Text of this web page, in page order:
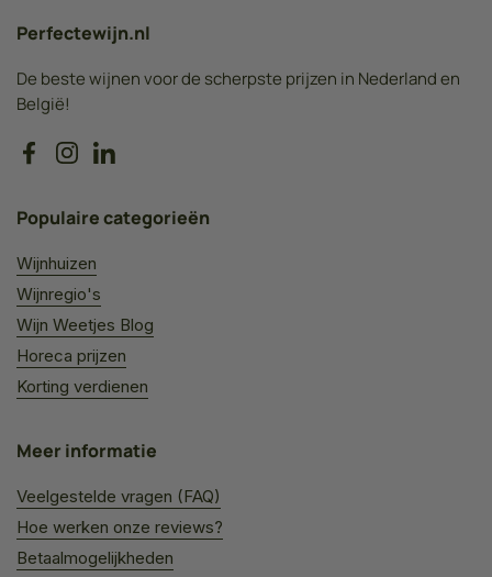
Perfectewijn.nl
De beste wijnen voor de scherpste prijzen in Nederland en
België!
Facebook
InstagramLinkedIn
Populaire categorieën
Wijnhuizen
Wijnregio's
Wijn Weetjes Blog
Horeca prijzen
Korting verdienen
Meer informatie
Veelgestelde vragen (FAQ)
Hoe werken onze reviews?
Betaalmogelijkheden